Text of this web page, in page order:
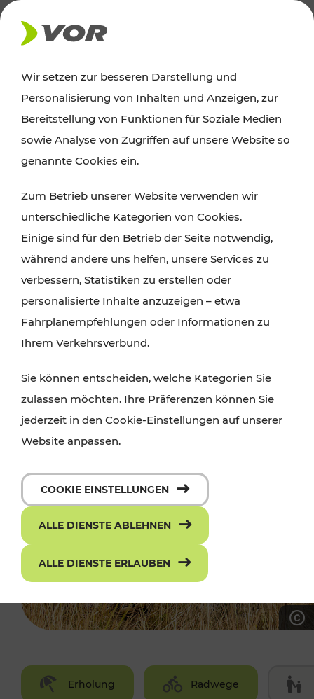
AKTUELLES
Ausflugstipps
Wien, Niederösterreich und das Burgenland
Wanderungen, Kultur und Gastronomie,
Radtouren oder purer Naturgenuss – viele
Attraktionen sind mit den Ticket- und Fahrplan-
Angeboten des VOR gut und schnell erreichbar.
Erholung Radwege
Wir setzen zur besseren Darstellung und
Personalisierung von Inhalten und Anzeigen, zur
Bereitstellung von Funktionen für Soziale Medien
sowie Analyse von Zugriffen auf unsere Website so
genannte Cookies ein.
Zum Betrieb unserer Website verwenden wir
unterschiedliche Kategorien von Cookies.
Einige sind für den Betrieb der Seite notwendig,
während andere uns helfen, unsere Services zu
verbessern, Statistiken zu erstellen oder
personalisierte Inhalte anzuzeigen – etwa
Fahrplanempfehlungen oder Informationen zu
Ihrem Verkehrsverbund.
Sie können entscheiden, welche Kategorien Sie
zulassen möchten. Ihre Präferenzen können Sie
jederzeit in den Cookie-Einstellungen auf unserer
Website anpassen.
COOKIE EINSTELLUNGEN
ALLE DIENSTE ABLEHNEN
ALLE DIENSTE ERLAUBEN